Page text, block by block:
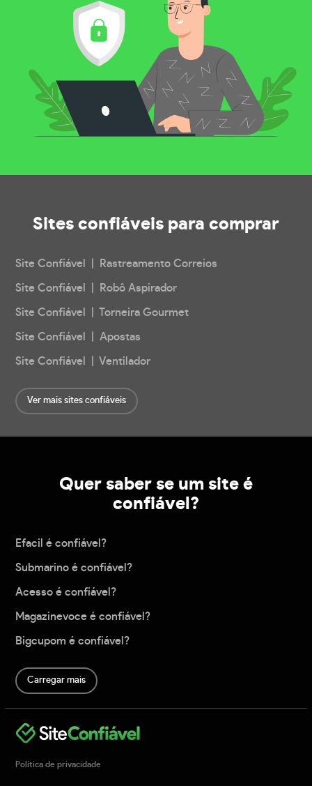
Sites confiáveis para comprar
Site Confiável | Rastreamento Correios
Site Confiável | Robô Aspirador
Site Confiável | Torneira Gourmet
Site Confiável | Apostas
Site Confiável | Ventilador
Ver mais sites confiáveis
Quer saber se um site é
confiável?
Efacil é confiável?
Submarino é confiável?
Acesso é confiável?
Magazinevoce é confiável?
Bigcupom é confiável?
Carregar mais
Política de privacidade